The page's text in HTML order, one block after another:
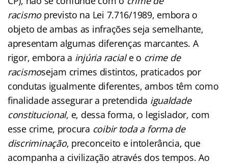
racismoprevisto na Lei 7.716/1989, embora o
objeto de ambas as infrações seja semelhante,
apresentam algumas diferenças marcantes. A
rigor, embora a injúria raciale o crime de
racismosejam crimes distintos, praticados por
condutas igualmente diferentes, ambos têm como
finalidade assegurar a pretendida igualdade
constitucional, e, dessa forma, o legislador, com
esse crime, procura coibir toda a forma de
discriminação, preconceito e intolerância, que
acompanha a civilização através dos tempos. Ao